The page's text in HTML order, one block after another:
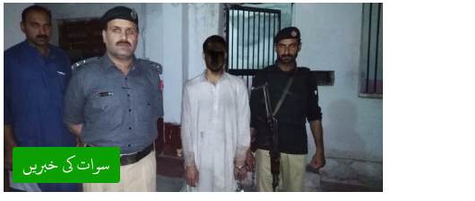
سوات کی خبریں